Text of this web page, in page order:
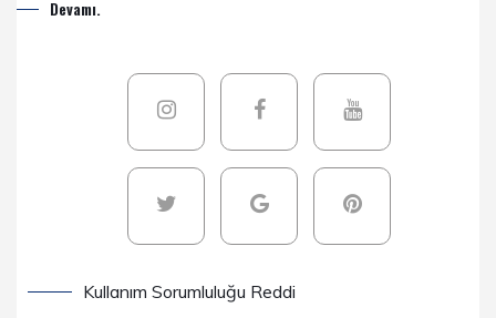
Devamı.
Kullanım Sorumluluğu Reddi